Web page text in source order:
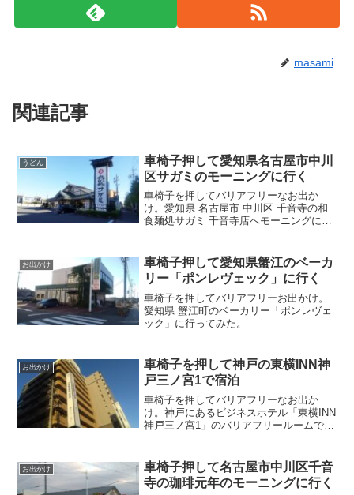
masami
関連記事
うどん
車椅子押して愛知県名古屋市中川
区サガミのモーニングに行く
車椅子を押してバリアフリーなお出か
け。愛知県 名古屋市 中川区 千音寺の和
食麺処サガミ 千音寺店へモーニングに行
お出かけ
車椅子押して愛知県蟹江のベーカ
リー「ポンレヴェック」に行く
車椅子を押してバリアフリーお出かけ。
愛知県 蟹江町のベーカリー「ポンレヴェ
ック」に行ってみた。
お出かけ
車椅子を押して神戸の東横INN神
戸三ノ宮1で宿泊
車椅子を押してバリアフリーなお出か
け。神戸にあるビジネスホテル「東横INN
神戸三ノ宮1」のバリアフリールームで宿
お出かけ
車椅子押して名古屋市中川区千音
寺の珈琲元年のモーニングに行く